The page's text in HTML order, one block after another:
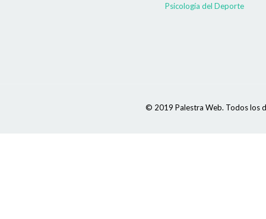
Psicología del Deporte
© 2019 Palestra Web. Todos los